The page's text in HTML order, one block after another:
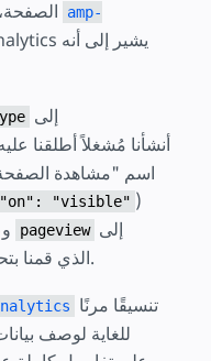
amp-
إلى
اسم "مشاهدة
"on": "visible" )
pageview
الذي قمنا بتحديده.
للغاية لوصف